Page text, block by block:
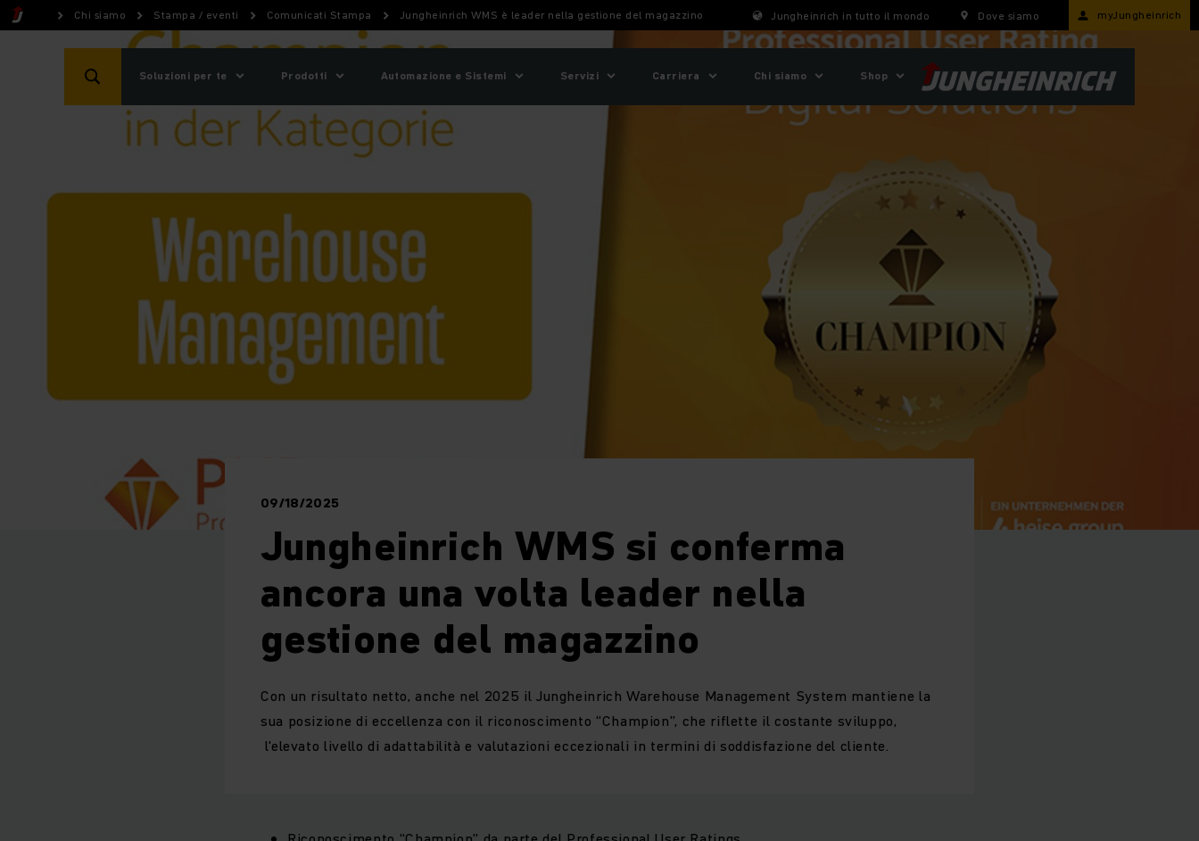
Chi siamo Stampa / eventi Comunicati Stampa Jungheinrich WMS è leader nella gestione del magazzino Jungheinrich in tutto il mondo Dove siamo myJungheinrich
Soluzioni per te Prodotti Automazione e Sistemi Servizi Carriera Chi siamo Shop
09/18/2025
Jungheinrich WMS si conferma
ancora una volta leader nella
gestione del magazzino
Con un risultato netto, anche nel 2025 il Jungheinrich Warehouse Management System mantiene la
sua posizione di eccellenza con il riconoscimento “Champion”, che riflette il costante sviluppo,
l'elevato livello di adattabilità e valutazioni eccezionali in termini di soddisfazione del cliente.